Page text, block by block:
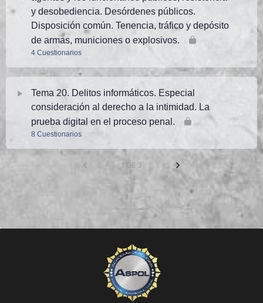
TEMA 18 PN. Test 2 (25 preguntas)
y desobediencia. Desórdenes públicos.
Disposición común. Tenencia, tráfico y depósito
de armas, municiones o explosivos.
4 Cuestionarios
TEMA 19 PN. Test 1 (20 preguntas)
TEMA 19 PN. Test 2 (24 preguntas)
TEMA 19 PN. Test 3 (35 preguntas)
TEST ESTUDIO. TEMA 19 PN. Edición 2026. Test 4 (40
Tema 20. Delitos informáticos. Especial
consideración al derecho a la intimidad. La
prueba digital en el proceso penal.
8 Cuestionarios
TEMA 20 PN. Test 2 (25 preguntas)
TEMA 20 PN. Test 3 (25 preguntas)
TEMA 20 PN. Test 4 (25 preguntas)
1 DE 3